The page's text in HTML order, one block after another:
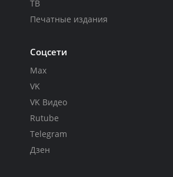
ТВ
Печатные издания
Соцсети
Max
VK
VK Видео
Rutube
Telegram
Дзен